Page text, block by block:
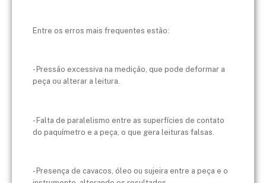
Entre os erros mais frequentes estão:
- Pressão excessiva na medição, que pode deformar a
peça ou alterar a leitura.
- Falta de paralelismo entre as superfícies de contato
do paquímetro e a peça, o que gera leituras falsas.
- Presença de cavacos, óleo ou sujeira entre a peça e o